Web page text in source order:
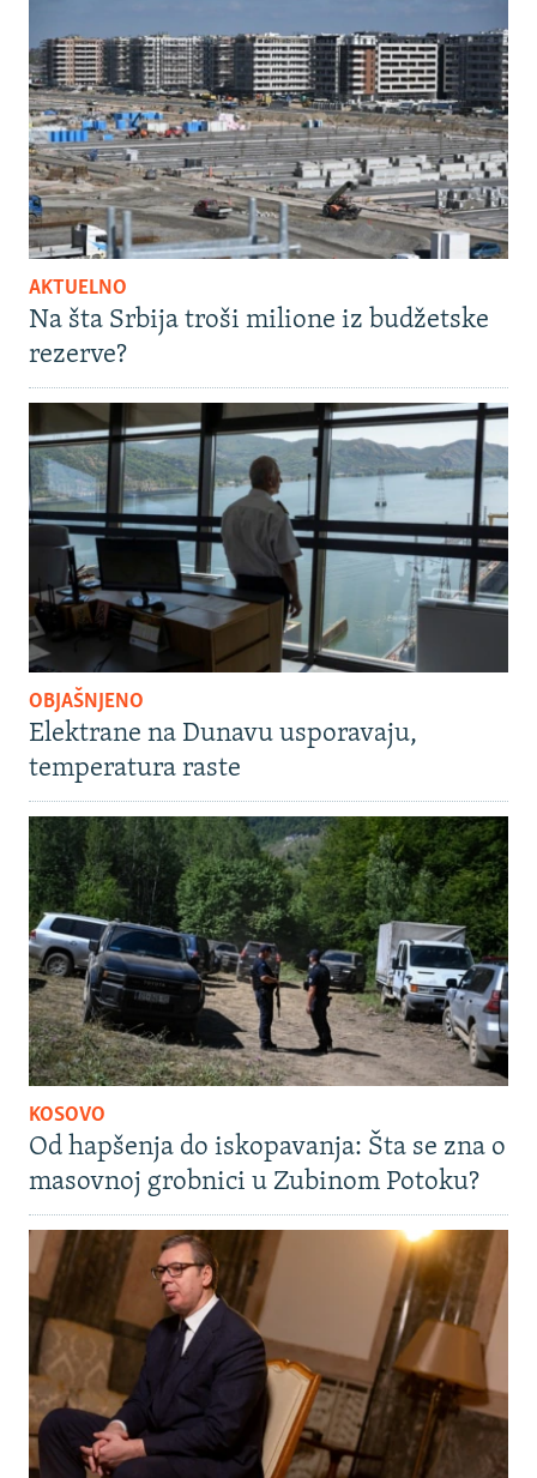
AKTUELNO
Na šta Srbija troši milione iz budžetske
rezerve?
OBJAŠNJENO
Elektrane na Dunavu usporavaju,
temperatura raste
KOSOVO
Od hapšenja do iskopavanja: Šta se zna o
masovnoj grobnici u Zubinom Potoku?